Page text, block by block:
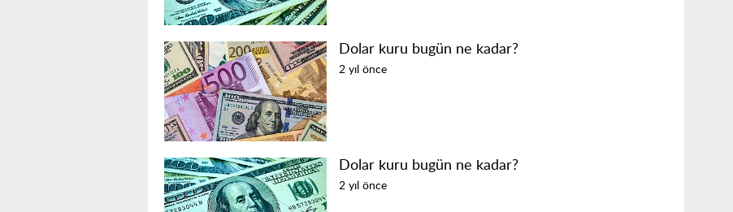
Dolar kuru bugün ne kadar?
2 yıl önce
Dolar kuru bugün ne kadar?
2 yıl önce